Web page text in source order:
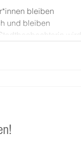
bleiben
und bleiben
wird